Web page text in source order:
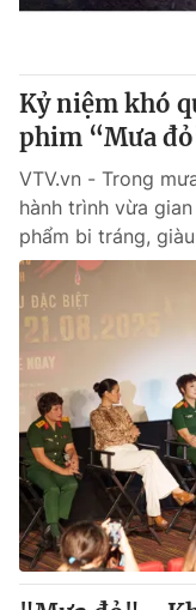
Kỷ niệm khó
phim “Mưa
VTV.vn - Trong
hành trình vừa
phẩm bi tráng,